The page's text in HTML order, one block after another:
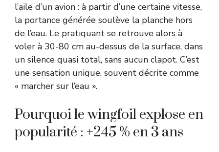
l’aile d’un avion : à partir d’une certaine vitesse,
la portance générée soulève la planche hors
de l’eau. Le pratiquant se retrouve alors à
voler à 30-80 cm au-dessus de la surface, dans
un silence quasi total, sans aucun clapot. C’est
une sensation unique, souvent décrite comme
« marcher sur l’eau ».
Pourquoi le wingfoil explose en
popularité : +245 % en 3 ans